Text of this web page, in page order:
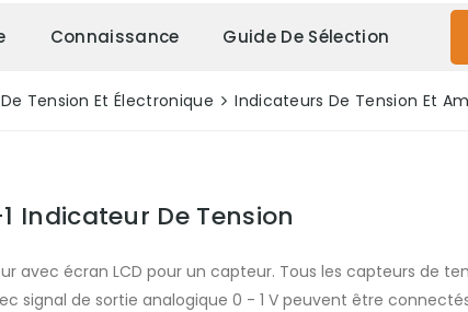
Connaissance Guide De Sélection
Tension Et Électronique Indicateurs De Tension Et
Indicateur De Tension
avec écran LCD pour un capteur. Tous les capteurs de
signal de sortie analogique 0 - 1 V peuvent être